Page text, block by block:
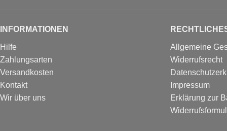
INFORMATIONEN
Hilfe
Zahlungsarten
Versandkosten
Kontakt
Wir über uns
Allgemeine
Widerrufsrecht
Impressum
Erklärung zur